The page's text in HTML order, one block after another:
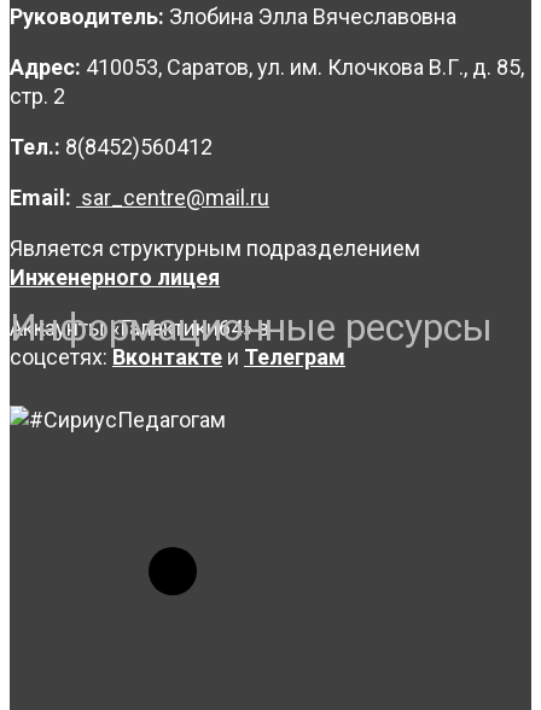
Руководитель: Злобина Элла Вячеславовна
Адрес: 410053, Саратов, ул. им. Клочкова В.Г., д. 85,
стр. 2
Тел.: 8(8452)560412
Email: sar_centre@mail.ru
Является структурным подразделением
Инженерного лицея
Аккаунты «Галактики64» в
соцсетях: Вконтакте и Телеграм
Информационные ресурсы